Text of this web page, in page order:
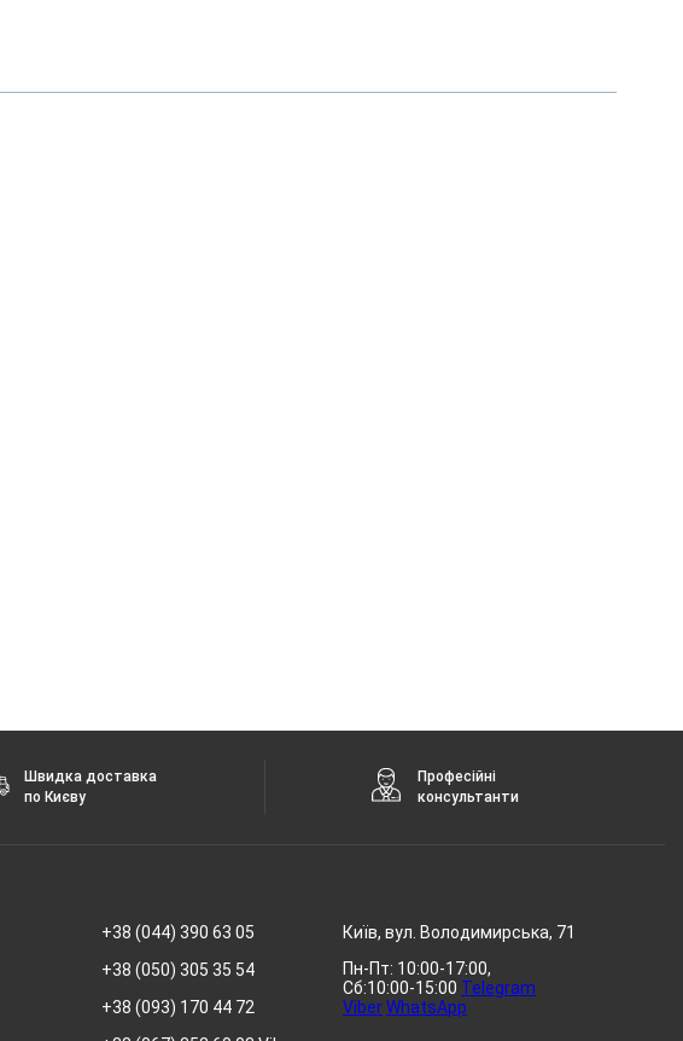
Швидка доставка
по Києву
Професійні
консультанти
+38 (044) 390 63 05
+38 (050) 305 35 54
+38 (093) 170 44 72
Київ, вул. Володимирська, 71
Пн-Пт: 10:00-17:00,
Сб:10:00-15:00 Telegram
ViberWhatsApp